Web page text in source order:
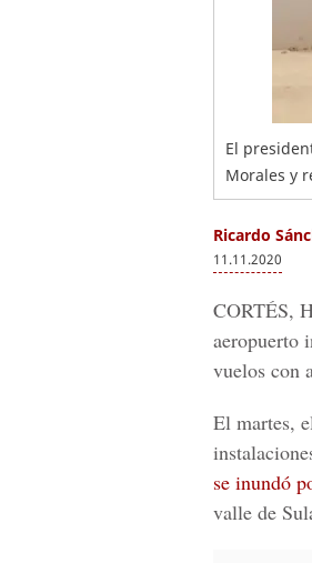
El
Morales y
Ricardo
11.11.2020
CORTÉS,
aeropuerto
vuelos con
El martes,
se inundó
valle de